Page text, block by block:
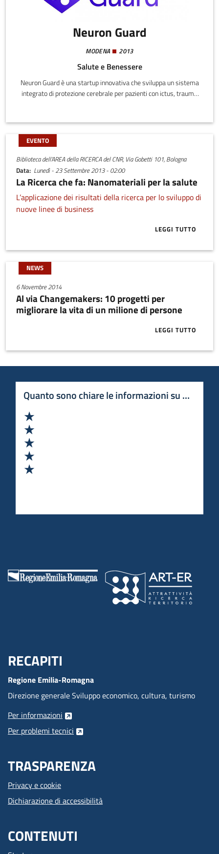
Neuron Guard
MODENA 2013
Salute e Benessere
Neuron Guard è una startup innovativa che sviluppa un sistema
integrato di protezione cerebrale per pazienti con ictus, trauma
somministrazione per un farmaco ad azione neuro-protettiva.
EVENTO
Biblioteca dell’AREA della RICERCA del CNR, Via Gobetti 101, Bologna
Data Lunedì - 23 Settembre 2013 - 02:00
La Ricerca che fa: Nanomateriali per la salute
L’applicazione dei risultati della ricerca per lo sviluppo di
nuove linee di business
LEGGI TUTTO
ABOUT LA
NEWS
6 Novembre 2014
Al via Changemakers: 10 progetti per
migliorare la vita di un milione di persone
LEGGI TUTTO
ABOUT AL
Quanto sono chiare le informazioni su questa
Menu Footer
RECAPITI
Regione Emilia-Romagna
Direzione generale Sviluppo economico, cultura, turismo
Per informazioni
Per problemi tecnici
TRASPARENZA
Privacy e cookie
Dichiarazione di accessibilità
CONTENUTI